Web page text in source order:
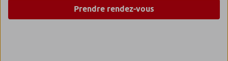
Prendre rendez-vous